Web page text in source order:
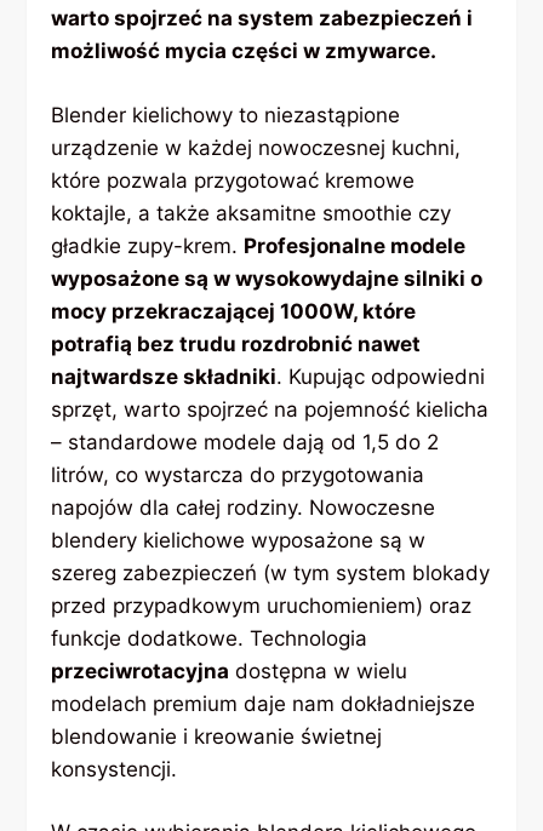
warto spojrzeć na system zabezpieczeń i
możliwość mycia części w zmywarce.
Blender kielichowy to niezastąpione
urządzenie w każdej nowoczesnej kuchni,
które pozwala przygotować kremowe
koktajle, a także aksamitne smoothie czy
gładkie zupy-krem. Profesjonalne modele
wyposażone są w wysokowydajne silniki o
mocy przekraczającej 1000W, które
potrafią bez trudu rozdrobnić nawet
najtwardsze składniki. Kupując odpowiedni
sprzęt, warto spojrzeć na pojemność kielicha
– standardowe modele dają od 1,5 do 2
litrów, co wystarcza do przygotowania
napojów dla całej rodziny. Nowoczesne
blendery kielichowe wyposażone są w
szereg zabezpieczeń (w tym system blokady
przed przypadkowym uruchomieniem) oraz
funkcje dodatkowe. Technologia
przeciwrotacyjna dostępna w wielu
modelach premium daje nam dokładniejsze
blendowanie i kreowanie świetnej
konsystencji.